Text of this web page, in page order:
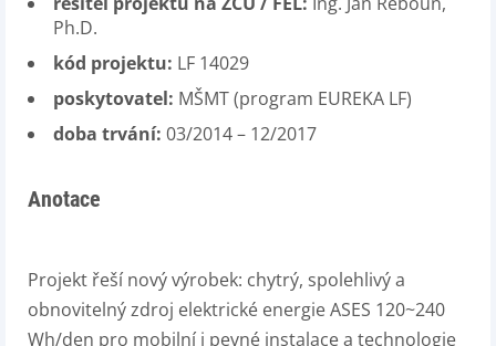
Ph.D.
kód projektu: LF 14029
poskytovatel: MŠMT (program EUREKA LF)
doba trvání: 03/2014 – 12/2017
Anotace
Projekt řeší nový výrobek: chytrý, spolehlivý a
obnovitelný zdroj elektrické energie ASES 120~240
Wh/den pro mobilní i pevné instalace a technologie